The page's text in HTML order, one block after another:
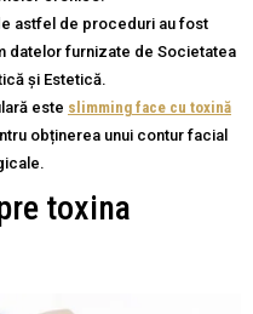
astfel de proceduri au fost
datelor furnizate de Societatea
și Estetică.
este slimming face cu toxină
obținerea unui contur facial
toxina